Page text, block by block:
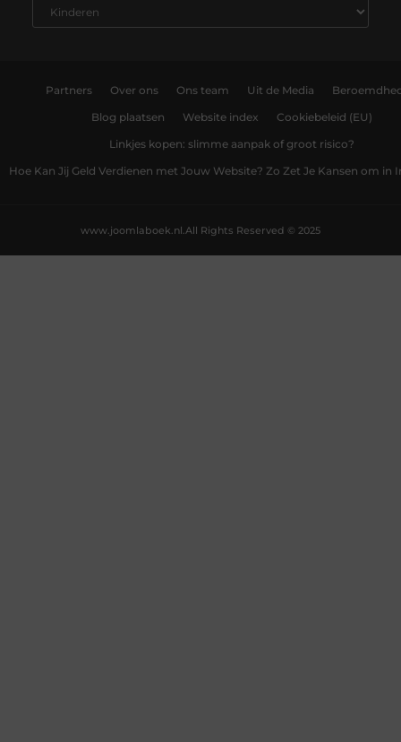
Partners Over ons Ons team Uit de Media
Blog plaatsen Website index Cookiebeleid (EU)
Linkjes kopen: slimme aanpak of groot risico?
Hoe Kan Jij Geld Verdienen met Jouw Website? Zo Zet Je Kansen om in
All Rights Reserved © 2025
www.joomlaboek.nl.